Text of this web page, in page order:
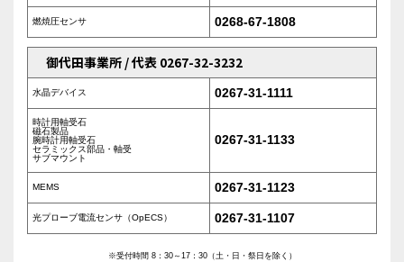
燃焼圧センサ 0268-67-1808
御代田事業所 / 代表 0267-32-3232
水晶デバイス 0267-31-1111
時計用軸受石
磁石製品
腕時計用軸受石
セラミックス部品・軸受
サブマウント
0267-31-1133
MEMS 0267-31-1123
光プローブ電流センサ（OpECS） 0267-31-1107
※受付時間 8：30～17：30（土・日・祭日を除く）